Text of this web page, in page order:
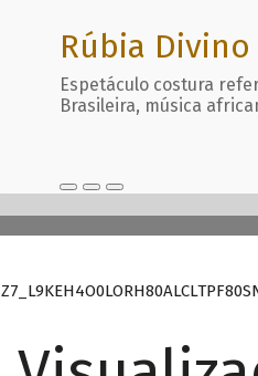
Rúbia Divino
Espetáculo costura
Brasileira, música